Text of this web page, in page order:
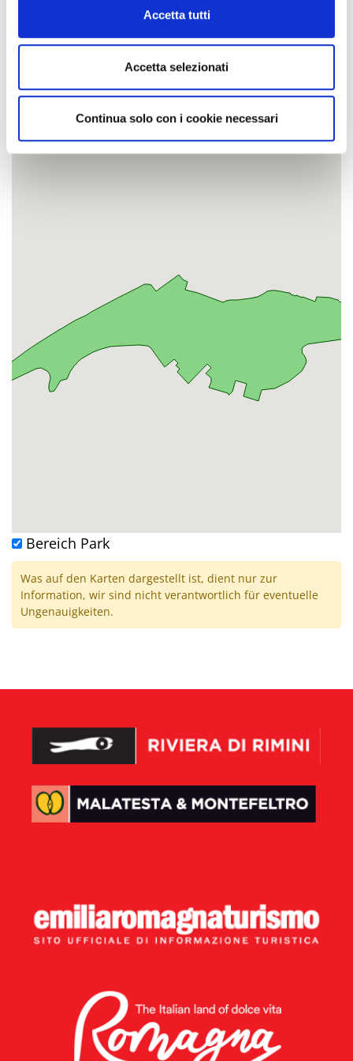
Accetta tutti
Accetta selezionati
Continua solo con i cookie necessari
Kontaktinformationen
Bereich Park
Was auf den Karten dargestellt ist, dient nur zur
Information, wir sind nicht verantwortlich für eventuelle
Ungenauigkeiten.